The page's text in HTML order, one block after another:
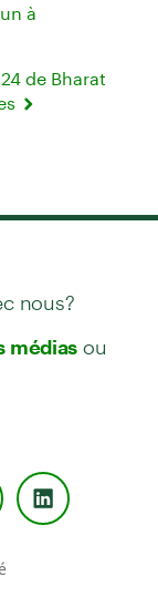
à
de Bharat
nous?
médias ou